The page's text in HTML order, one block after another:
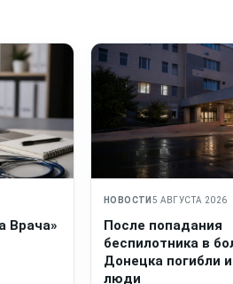
Врача»
НОВОСТИ 5 АВГУСТА 2026
После попадания
беспилотника в
Донецка погибли
люди